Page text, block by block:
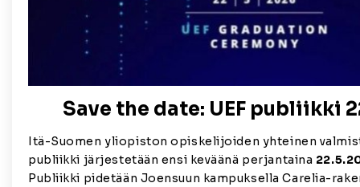
Save the date: UEF publiikki
Itä-Suomen yliopiston opiskelijoiden yhteinen
publiikki järjestetään ensi keväänä perjantaina
Publiikki pidetään Joensuun kampuksella Carelia-